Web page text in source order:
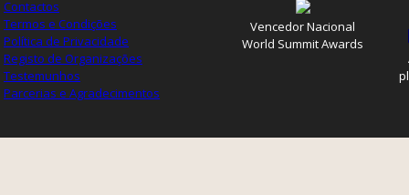
Contactos
Termos e Condições
Política de Privacidade
Registo de Organizações
Testemunhos
Parcerias e Agradecimentos
Vencedor Nacional
World Summit Awards